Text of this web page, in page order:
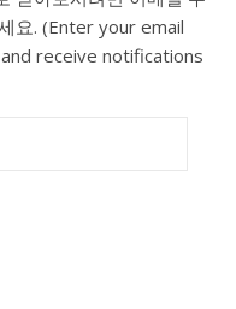
요. (Enter your email
receive notifications